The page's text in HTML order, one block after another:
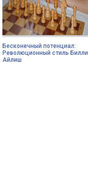
Бесконечный потенциал:
Революционный стиль Билли
Айлиш